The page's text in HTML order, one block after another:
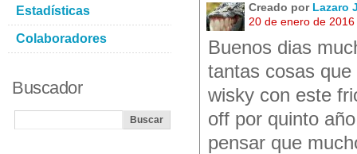
Creado por Lazaro
20 de enero de
Buenos dias
tantas cosas
wisky con este
off por quinto
pensar que
Estadísticas
Colaboradores
Buscador